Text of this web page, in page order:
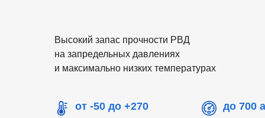
Высокий запас прочности РВД
на запредельных давлениях
и максимально низких температурах
от -50 до +270 до 700